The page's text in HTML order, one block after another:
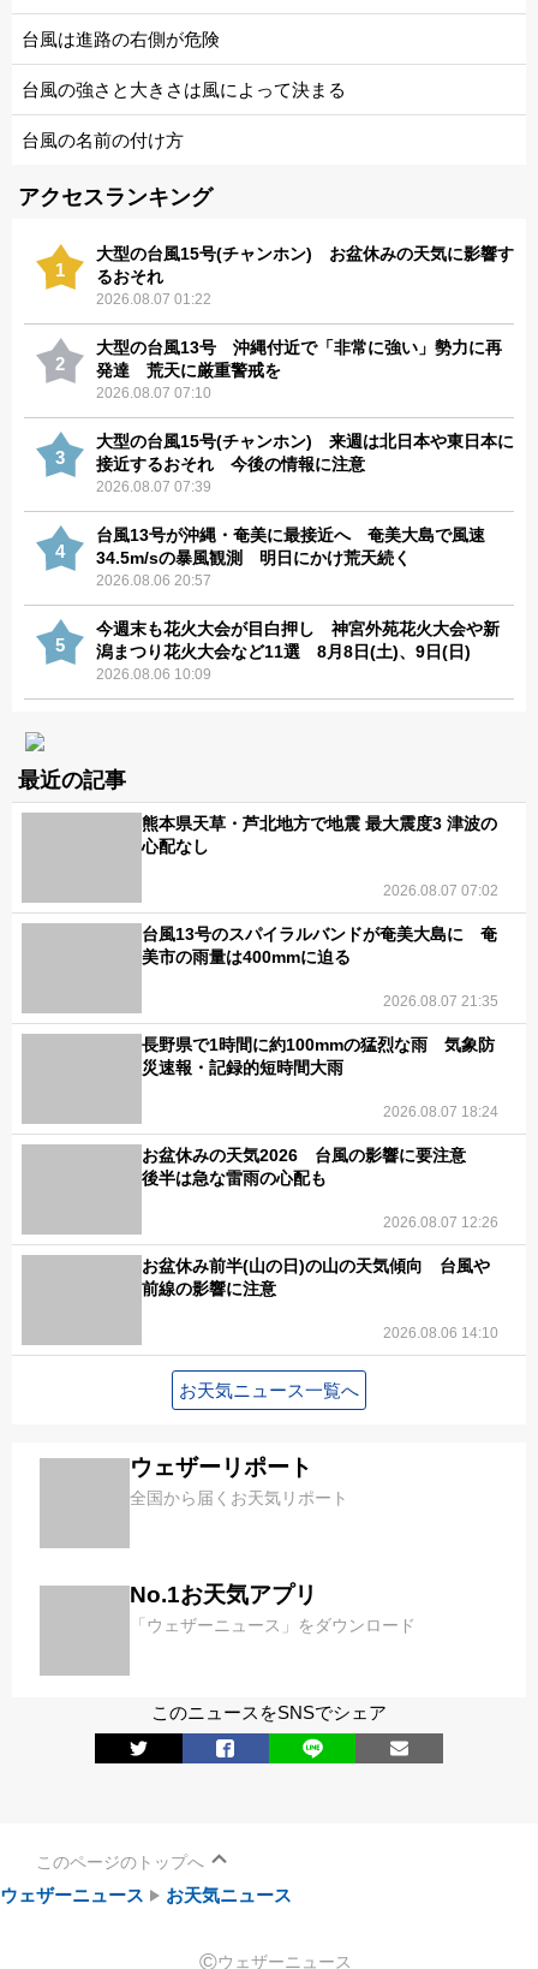
台風は進路の右側が危険
台風の強さと大きさは風によって決まる
台風の名前の付け方
アクセスランキング
1
大型の台風15号(チャンホン) お盆休みの天気に影響す
るおそれ
2026.08.07 01:22
2
大型の台風13号 沖縄付近で「非常に強い」勢力に再
発達 荒天に厳重警戒を
2026.08.07 07:10
3
大型の台風15号(チャンホン) 来週は北日本や東日本に
接近するおそれ 今後の情報に注意
2026.08.07 07:39
4
台風13号が沖縄・奄美に最接近へ 奄美大島で風速
34.5m/sの暴風観測 明日にかけ荒天続く
2026.08.06 20:57
5
今週末も花火大会が目白押し 神宮外苑花火大会や新
潟まつり花火大会など11選 8月8日(土)、9日(日)
2026.08.06 10:09
最近の記事
熊本県天草・芦北地方で地震 最大震度3 津波の
心配なし
2026.08.07 07:02
台風13号のスパイラルバンドが奄美大島に 奄
美市の雨量は400mmに迫る
2026.08.07 21:35
長野県で1時間に約100mmの猛烈な雨 気象防
災速報・記録的短時間大雨
2026.08.07 18:24
お盆休みの天気2026 台風の影響に要注意
後半は急な雷雨の心配も
2026.08.07 12:26
お盆休み前半(山の日)の山の天気傾向 台風や
前線の影響に注意
2026.08.06 14:10
お天気ニュース一覧へ
ウェザーリポート
全国から届くお天気リポート
No.1お天気アプリ
「ウェザーニュース」をダウンロード
このニュースをSNSでシェア
このページのトップへ
ウェザーニュース お天気ニュース
©ウェザーニュース